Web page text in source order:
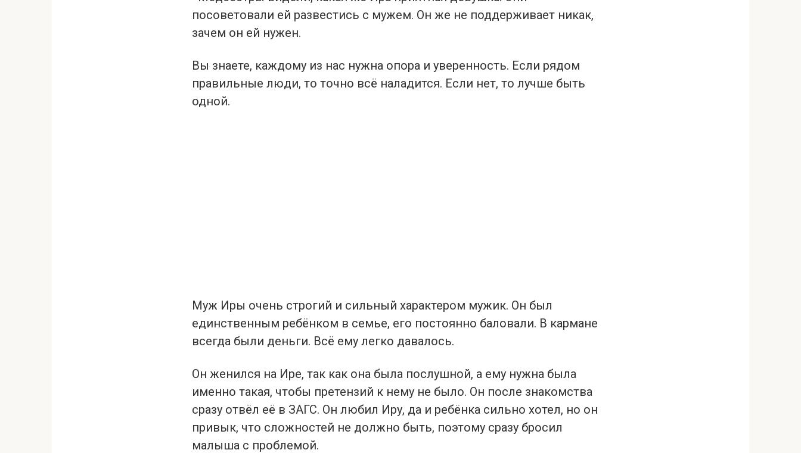
посоветовали ей развестись с мужем. Он же не поддерживает никак,
зачем он ей нужен.
Вы знаете, каждому из нас нужна опора и уверенность. Если рядом
правильные люди, то точно всё наладится. Если нет, то лучше быть
одной.
Муж Иры очень строгий и сильный характером мужик. Он был
единственным ребёнком в семье, его постоянно баловали. В кармане
всегда были деньги. Всё ему легко давалось.
Он женился на Ире, так как она была послушной, а ему нужна была
именно такая, чтобы претензий к нему не было. Он после знакомства
сразу отвёл её в ЗАГС. Он любил Иру, да и ребёнка сильно хотел, но он
привык, что сложностей не должно быть, поэтому сразу бросил
малыша с проблемой.